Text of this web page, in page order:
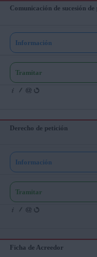
Comunicación de sucesión
Información
Tramitar
Derecho de petición
Información
Tramitar
Ficha de Acreedor